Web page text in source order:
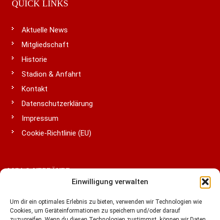
Einwilligung verwalten
Um dir ein optimales Erlebnis zu bieten, verwenden wir Technologien wie
Cookies, um Geräteinformationen zu speichern und/oder darauf
QUICK LINKS
Aktuelle News
Mitgliedschaft
Historie
Stadion & Anfahrt
Kontakt
Datenschutzerklärung
Impressum
Cookie-Richtlinie (EU)
LIGA & VERBÄNDE